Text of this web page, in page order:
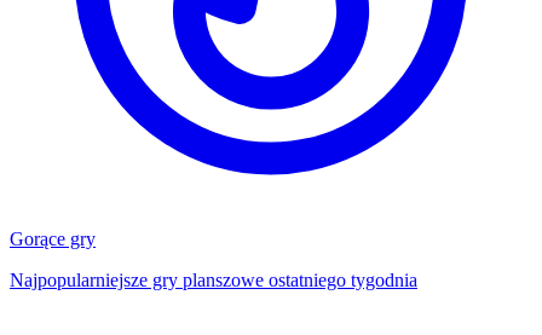
Gorące gry
Najpopularniejsze gry planszowe ostatniego tygodnia